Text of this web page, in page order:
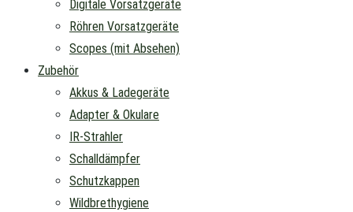
Digitale Vorsatzgeräte
Röhren Vorsatzgeräte
Scopes (mit Absehen)
Zubehör
Akkus & Ladegeräte
Adapter & Okulare
IR-Strahler
Schalldämpfer
Schutzkappen
Wildbrethygiene